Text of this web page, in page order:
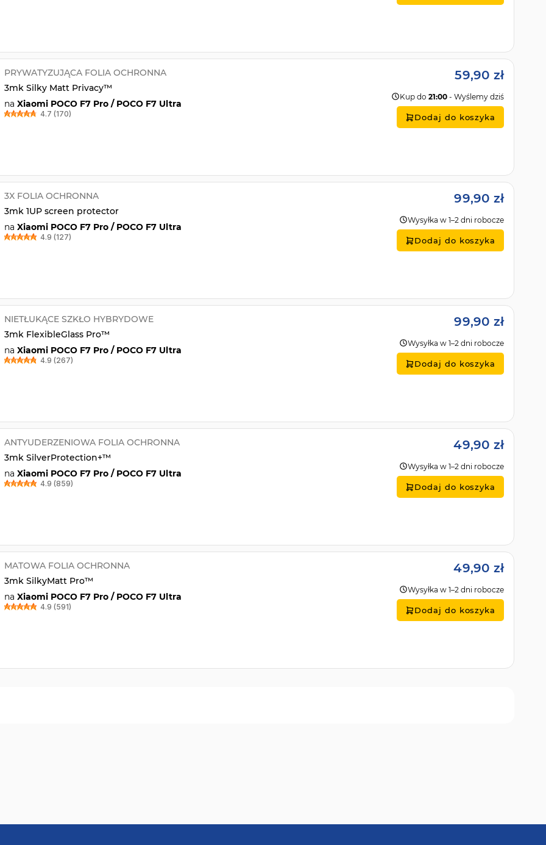
PRYWATYZUJĄCA FOLIA OCHRONNA
3mk Silky Matt Privacy™
na Xiaomi POCO F7 Pro / POCO F7 Ultra
4.7 (170)
59,90 zł
Kup do 21:00 - Wyślemy dziś
Dodaj do koszyka
3X FOLIA OCHRONNA
3mk 1UP screen protector
na Xiaomi POCO F7 Pro / POCO F7 Ultra
4.9 (127)
99,90 zł
Wysyłka w 1–2 dni robocze
Dodaj do koszyka
NIETŁUKĄCE SZKŁO HYBRYDOWE
3mk FlexibleGlass Pro™
na Xiaomi POCO F7 Pro / POCO F7 Ultra
4.9 (267)
99,90 zł
Wysyłka w 1–2 dni robocze
Dodaj do koszyka
ANTYUDERZENIOWA FOLIA OCHRONNA
3mk SilverProtection+™
na Xiaomi POCO F7 Pro / POCO F7 Ultra
4.9 (859)
49,90 zł
Wysyłka w 1–2 dni robocze
Dodaj do koszyka
MATOWA FOLIA OCHRONNA
3mk SilkyMatt Pro™
na Xiaomi POCO F7 Pro / POCO F7 Ultra
4.9 (591)
49,90 zł
Wysyłka w 1–2 dni robocze
Dodaj do koszyka